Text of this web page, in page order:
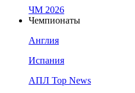
ЧМ 2026
Чемпионаты
Англия
Испания
АПЛ Top News